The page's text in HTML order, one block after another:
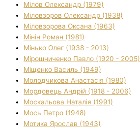
Мілов Олександр (1979)
Міловзоров Олександр (1938)
Міловзорова Оксана (1963)
Мінін Роман (1981)
Мінько Олег (1938 - 2013)
Мірошниченко Павло (1920 - 2005)
Міщенко Василь (1949)
Молодчикова Анастасія (1980)
Мордовець Андрій (1918 - 2006)
Москальова Наталія (1991)
Мось Петро (1948)
Мотика Ярослав (1943)